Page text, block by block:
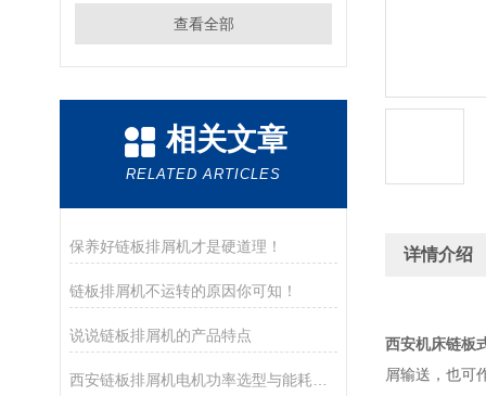
查看全部
相关文章
RELATED ARTICLES
保养好链板排屑机才是硬道理！
链板排屑机不运转的原因你可知！
说说链板排屑机的产品特点
详情介绍
西安机床链板
屑输送，也可